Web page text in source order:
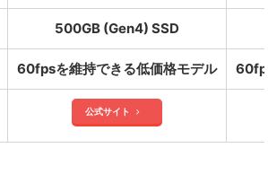
500GB (Gen4) SSD
60fpsを維持できる低価格モデル
公式サイト